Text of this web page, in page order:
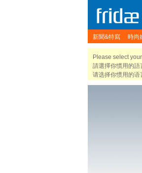
新聞&特寫 時尚
Please select
請選擇你慣用的語
请选择你惯用的语